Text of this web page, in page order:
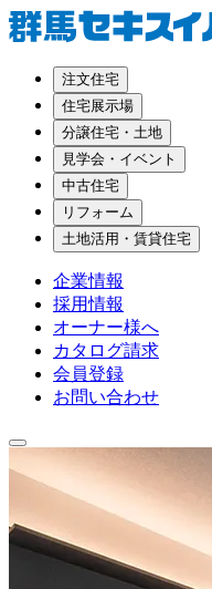
注文住宅
住宅展示場
分譲住宅・土地
見学会・イベント
中古住宅
リフォーム
土地活用・賃貸住宅
企業情報
採用情報
オーナー様へ
カタログ請求
会員登録
お問い合わせ